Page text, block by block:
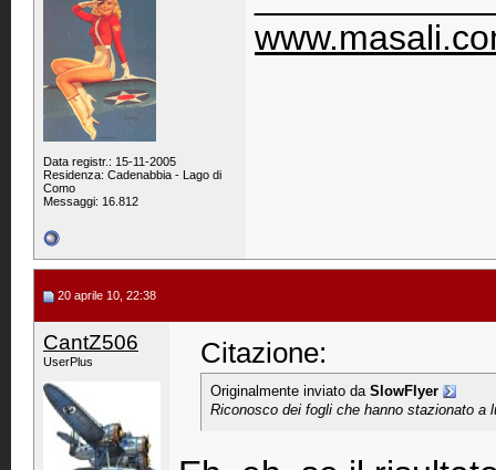
Data registr.: 15-11-2005
Residenza: Cadenabbia - Lago di
Como
Messaggi: 16.812
20 aprile 10, 22:38
CantZ506
UserPlus Citazione:
Originalmente inviato da SlowFlyer
Riconosco dei fogli che hanno stazionato a